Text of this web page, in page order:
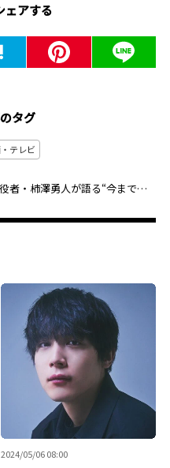
ェアする
タグ
テレビ
「役者・柿澤勇人が語る“今までとこれから”」ファースト写真集『untitled』発売記念インタビュー
2024/05/06 08:00